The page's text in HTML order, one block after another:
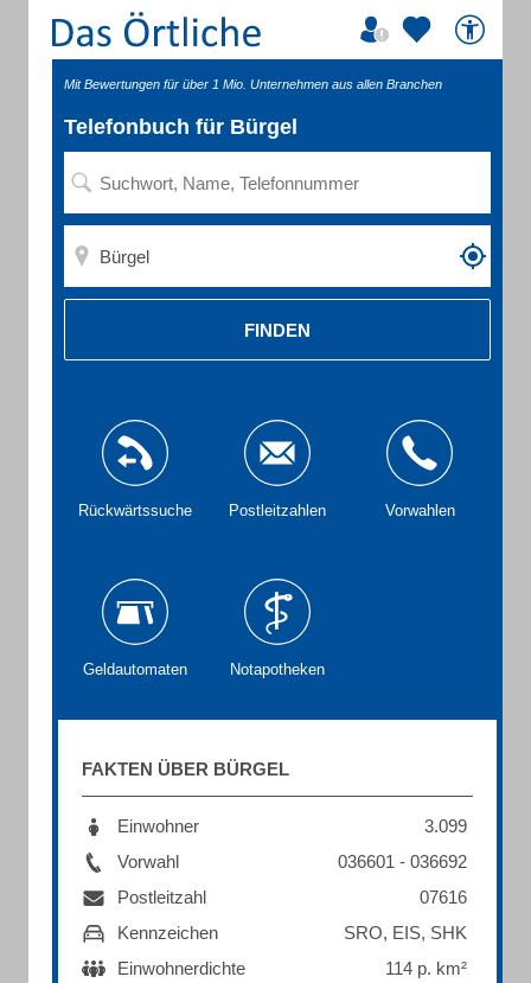
Mit Bewertungen für über 1 Mio. Unternehmen aus allen Branchen
Telefonbuch für Bürgel
FINDEN
Rückwärtssuche Postleitzahlen Vorwahlen
Geldautomaten Notapotheken
FAKTEN ÜBER BÜRGEL
Einwohner
3.099
Vorwahl
036601 - 036692
Postleitzahl
07616
Kennzeichen
SRO, EIS, SHK
Einwohnerdichte
114 p. km²